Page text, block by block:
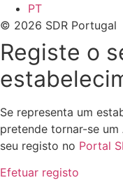
PT
© 2026 SDR Portugal
Registe o
Se representa um
pretende tornar-se um
seu registo no Portal
Efetuar registo